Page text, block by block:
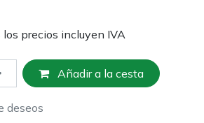
los precios incluyen IVA
Añadir a la cesta
deseos